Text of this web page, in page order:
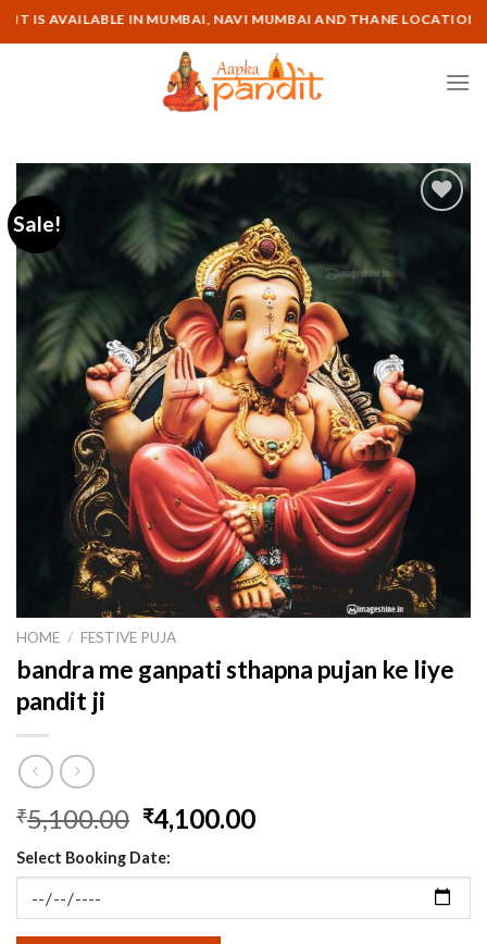
Skip
to
IN MUMBAI, NAVI MUMBAI AND THANE LOCATION |
Sale!
HOME / FESTIVE PUJA
bandra me ganpati sthapna pujan ke liye
pandit ji
₹5,100.00 Original
price
was:
₹4,100.00Current
is:
Select Booking Date: